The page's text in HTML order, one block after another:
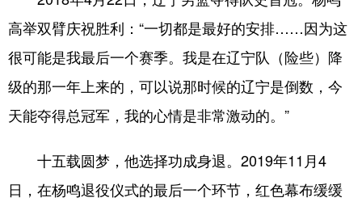
高举双臂庆祝胜利：“一切都是最好的安排……因为这
很可能是我最后一个赛季。我是在辽宁队（险些）降
级的那一年上来的，可以说那时候的辽宁是倒数，今
天能夺得总冠军，我的心情是非常激动的。”
十五载圆梦，他选择功成身退。2019年11月4
日，在杨鸣退役仪式的最后一个环节，红色幕布缓缓